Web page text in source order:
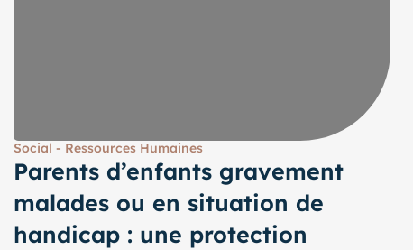
Social - Ressources Humaines
Parents d’enfants gravement
malades ou en situation de
handicap : une protection